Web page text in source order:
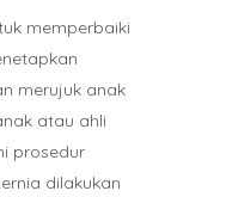
memperbaiki
merujuk anak
atau ahli
prosedur
dilakukan